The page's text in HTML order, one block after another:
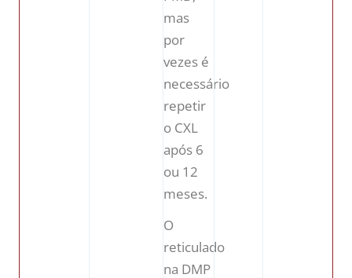
mas
por
vezes é
necessário
repetir
o CXL
após 6
ou 12
meses.
O
reticulado
na DMP